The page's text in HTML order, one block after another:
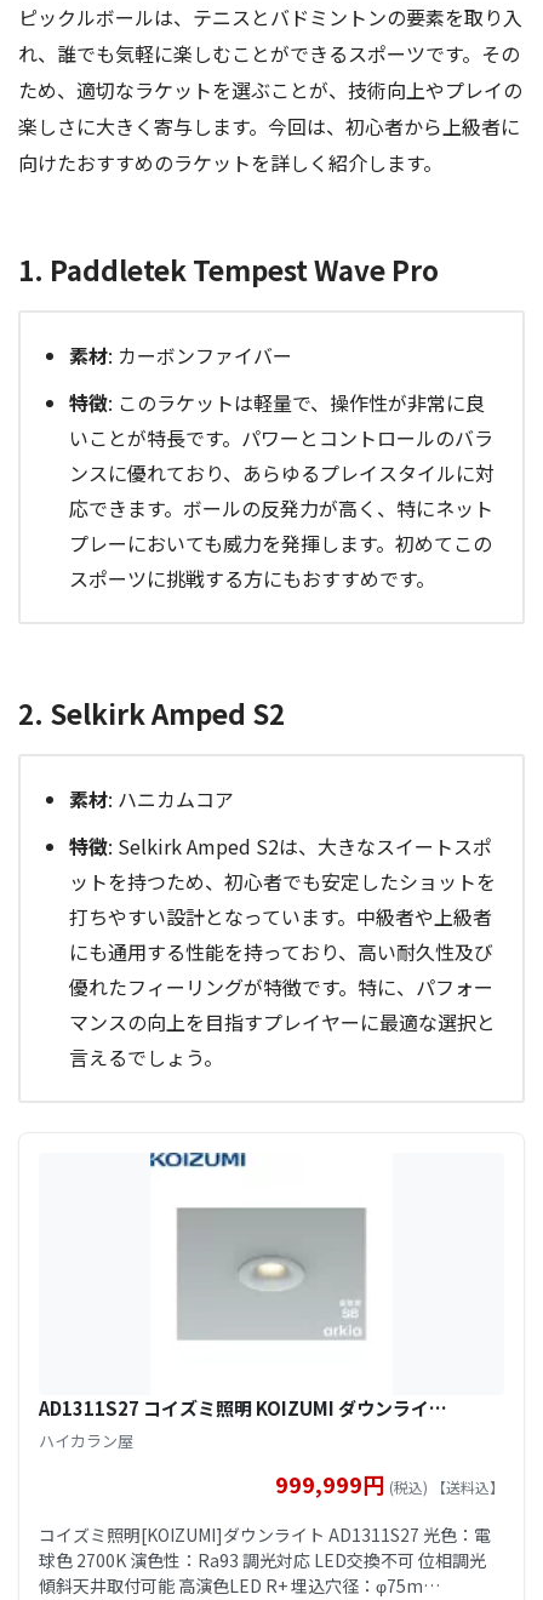
ピックルボールは、テニスとバドミントンの要素を取り入
れ、誰でも気軽に楽しむことができるスポーツです。その
ため、適切なラケットを選ぶことが、技術向上やプレイの
楽しさに大きく寄与します。今回は、初心者から上級者に
向けたおすすめのラケットを詳しく紹介します。
1. Paddletek Tempest Wave Pro
素材: カーボンファイバー
特徴: このラケットは軽量で、操作性が非常に良
いことが特長です。パワーとコントロールのバラ
ンスに優れており、あらゆるプレイスタイルに対
応できます。ボールの反発力が高く、特にネット
プレーにおいても威力を発揮します。初めてこの
スポーツに挑戦する方にもおすすめです。
2. Selkirk Amped S2
素材: ハニカムコア
特徴: Selkirk Amped S2は、大きなスイートスポ
ットを持つため、初心者でも安定したショットを
打ちやすい設計となっています。中級者や上級者
にも通用する性能を持っており、高い耐久性及び
優れたフィーリングが特徴です。特に、パフォー
マンスの向上を目指すプレイヤーに最適な選択と
言えるでしょう。
AD1311S27 コイズミ照明 KOIZUMI ダウンライ…
ハイカラン屋
999,999円 (税込) 【送料込】
コイズミ照明[KOIZUMI]ダウンライト AD1311S27 光色：電
球色 2700K 演色性：Ra93 調光対応 LED交換不可 位相調光
傾斜天井取付可能 高演色LED R+ 埋込穴径：φ75m…